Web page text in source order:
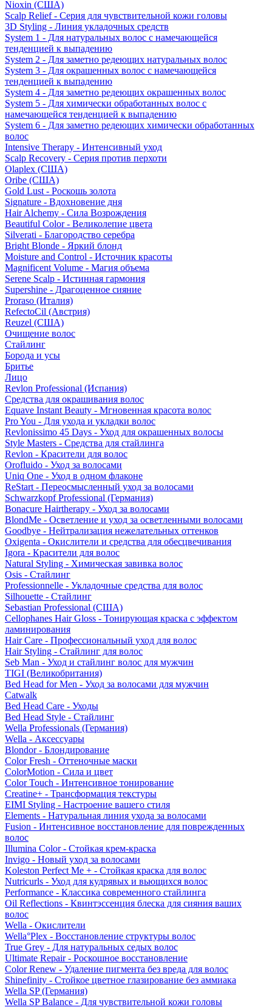
Nioxin (США)
Scalp Relief - Серия для чувствительной кожи головы
3D Styling - Линия укладочных средств
System 1 - Для натуральных волос с намечающейся
тенденцией к выпадению
System 2 - Для заметно редеющих натуральных волос
System 3 - Для окрашенных волос с намечающейся
тенденцией к выпадению
System 4 - Для заметно редеющих окрашенных волос
System 5 - Для химически обработанных волос с
намечающейся тенденцией к выпадению
System 6 - Для заметно редеющих химически обработанных
волос
Intensive Therapy - Интенсивный уход
Scalp Recovery - Серия против перхоти
Olaplex (США)
Oribe (США)
Gold Lust - Роскошь золота
Signature - Вдохновение дня
Hair Alchemy - Сила Возрождения
Beautiful Color - Великолепие цвета
Silverati - Благородство серебра
Bright Blonde - Яркий блонд
Moisture and Control - Источник красоты
Magnificent Volume - Магия объема
Serene Scalp - Истинная гармония
Supershine - Драгоценное сияние
Proraso (Италия)
RefectoCil (Австрия)
Reuzel (США)
Очищение волос
Стайлинг
Борода и усы
Бритье
Лицо
Revlon Professional (Испания)
Средства для окрашивания волос
Equave Instant Beauty - Мгновенная красота волос
Pro You - Для ухода и укладки волос
Revlonissimo 45 Days - Уход для окрашенных волосы
Style Masters - Средства для стайлинга
Revlon - Красители для волос
Orofluido - Уход за волосами
Uniq One - Уход в одном флаконе
ReStart - Переосмысленный уход за волосами
Schwarzkopf Professional (Германия)
Bonacure Hairtherapy - Уход за волосами
BlondMe - Осветление и уход за осветленными волосами
Goodbye - Нейтрализация нежелательных оттенков
Oxigenta - Окислители и средства для обесцвечивания
Igora - Красители для волос
Natural Styling - Химическая завивка волос
Osis - Стайлинг
Professionnelle - Укладочные средства для волос
Silhouette - Стайлинг
Sebastian Professional (США)
Cellophanes Hair Gloss - Тонирующая краска с эффектом
ламинирования
Hair Care - Профессиональный уход для волос
Hair Styling - Стайлинг для волос
Seb Man - Уход и стайлинг волос для мужчин
TIGI (Великобритания)
Bed Head for Men - Уход за волосами для мужчин
Catwalk
Bed Head Care - Уходы
Bed Head Style - Стайлинг
Wella Professionals (Германия)
Wella - Аксессуары
Blondor - Блондирование
Color Fresh - Оттеночные маски
ColorMotion - Сила и цвет
Color Touch - Интенсивное тонирование
Creatine+ - Трансформация текстуры
EIMI Styling - Настроение вашего стиля
Elements - Натуральная линия ухода за волосами
Fusion - Интенсивное восстановление для поврежденных
волос
Illumina Color - Стойкая крем-краска
Invigo - Новый уход за волосами
Koleston Perfect Me + - Стойкая краска для волос
Nutricurls - Уход для кудрявых и вьющихся волос
Performance - Классика современного стайлинга
Oil Reflections - Квинтэссенция блеска для сияния ваших
волос
Wella - Окислители
Wella°Plex - Восстановление структуры волос
True Grey - Для натуральных седых волос
Ultimate Repair - Роскошное восстановление
Color Renew - Удаление пигмента без вреда для волос
Shinefinity - Стойкое цветное глазирование без аммиака
Wella SP (Германия)
Wella SP Balance - Для чувствительной кожи головы